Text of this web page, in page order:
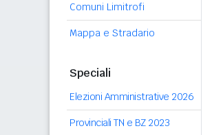
Comuni Limitrofi
Mappa e Stradario
Speciali
Elezioni Amministrative 2026
Provinciali TN e BZ 2023